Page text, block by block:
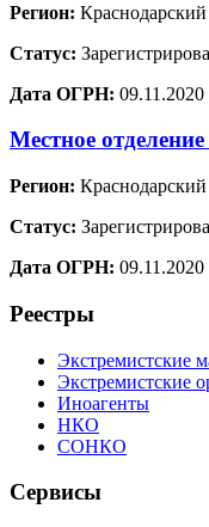
Регион:
Статус:
Дата ОГРН: 09.11.2020
Местное
Регион:
Статус:
Дата ОГРН: 09.11.2020
Реестры
Экстремистские
Экстремистские
Иноагенты
НКО
СОНКО
Сервисы